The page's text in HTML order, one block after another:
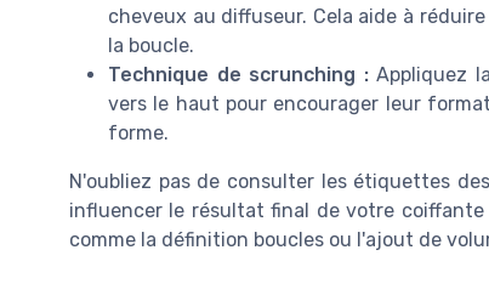
cheveux au diffuseur. Cela aide à
la boucle.
Technique de scrunching : Appliquez
vers le haut pour encourager leur
forme.
N'oubliez pas de consulter les étiquettes
influencer le résultat final de votre
comme la définition boucles ou l'ajout de